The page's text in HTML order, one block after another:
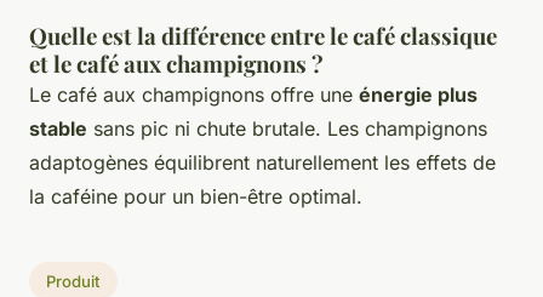
Quelle est la différence entre le café classique
et le café aux champignons ?
Le café aux champignons offre une énergie plus
stable sans pic ni chute brutale. Les champignons
adaptogènes équilibrent naturellement les effets de
la caféine pour un bien-être optimal.
Produit